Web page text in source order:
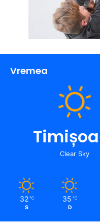
Vremea
Clear Sky
32 ℃
S
35 ℃
D